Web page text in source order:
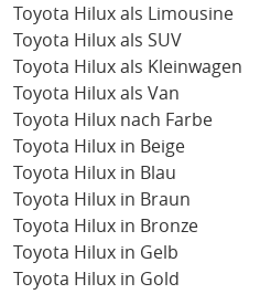
Toyota Hilux als Limousine
Toyota Hilux als SUV
Toyota Hilux als Kleinwagen
Toyota Hilux als Van
Toyota Hilux nach Farbe
Toyota Hilux in Beige
Toyota Hilux in Blau
Toyota Hilux in Braun
Toyota Hilux in Bronze
Toyota Hilux in Gelb
Toyota Hilux in Gold